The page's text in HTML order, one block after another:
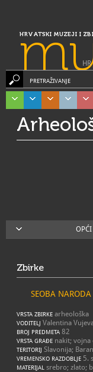
HRVATSKI MUZEJI I
HR
PRETRAŽIVANJE
Zbirke
SEOBA
VRSTA ZBIRKE arheološka
VODITELJ Valentina
BROJ PREDMETA 82
VRSTA GRAĐE nakit; vojna
TERITORIJ Slavonija;
VREMENSKO RAZDOBLJE 5.
MATERIJAL srebro; zlato;